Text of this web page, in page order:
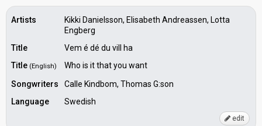
Artists
Kikki Danielsson, Elisabeth Andreassen, Lotta
Engberg
Title
Vem é dé du vill ha
Title (English)
Who is it that you want
Songwriters
Calle Kindbom, Thomas G:son
Language
Swedish
edit